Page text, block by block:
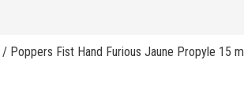
/ Poppers Fist Hand Furious Jaune Propyle 15 ml